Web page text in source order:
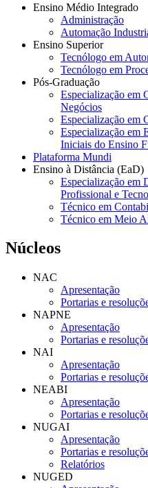
Ensino Médio Integrado
Administração
Automação
Ensino Superior
Tecnólogo em
Tecnólogo em
Pós-Graduação
Especialização em
Negócios
Especialização em
Especialização em
Iniciais do Ensino
Plataforma Mundi
Ensino à Distância (EaD)
Especialização em
Profissional e
Técnico em
Técnico em Meio
Núcleos
NAC
Apresentação
Portarias e
NAPNE
Apresentação
Portarias e
NAI
Apresentação
Portarias e
NEABI
Apresentação
Portarias e
NUGAI
Apresentação
Portarias e
Relatórios
NUGED